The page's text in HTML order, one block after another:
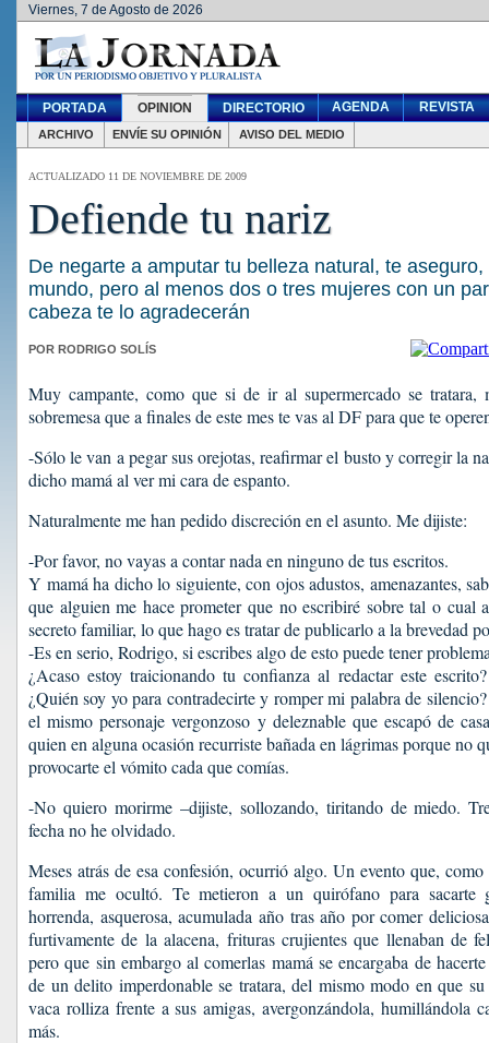
Viernes, 7 de Agosto de 2026
PORTADA OPINION DIRECTORIO AGENDA REVISTA
ARCHIVO ENVÍE SU OPINIÓN AVISO DEL MEDIO
ACTUALIZADO 11 DE NOVIEMBRE DE 2009
Defiende tu nariz
De negarte a amputar tu belleza natural, te
mundo, pero al menos dos o tres mujeres con un
cabeza te lo agradecerán
POR RODRIGO SOLÍS
Muy campante, como que si de ir al supermercado se tratara,
sobremesa que a finales de este mes te vas al DF para que te
-Sólo le van a pegar sus orejotas, reafirmar el busto y corregir la
dicho mamá al ver mi cara de espanto.
Naturalmente me han pedido discreción en el asunto. Me dijiste:
-Por favor, no vayas a contar nada en ninguno de tus escritos.
Y mamá ha dicho lo siguiente, con ojos adustos, amenazantes,
que alguien me hace prometer que no escribiré sobre tal o cual
secreto familiar, lo que hago es tratar de publicarlo a la brevedad
-Es en serio, Rodrigo, si escribes algo de esto puede tener
¿Acaso estoy traicionando tu confianza al redactar este
¿Quién soy yo para contradecirte y romper mi palabra de
el mismo personaje vergonzoso y deleznable que escapó de
quien en alguna ocasión recurriste bañada en lágrimas porque no
provocarte el vómito cada que comías.
-No quiero morirme –dijiste, sollozando, tiritando de miedo.
fecha no he olvidado.
Meses atrás de esa confesión, ocurrió algo. Un evento que, como
familia me ocultó. Te metieron a un quirófano para sacarte
horrenda, asquerosa, acumulada año tras año por comer
furtivamente de la alacena, frituras crujientes que llenaban de
pero que sin embargo al comerlas mamá se encargaba de
de un delito imperdonable se tratara, del mismo modo en que
vaca rolliza frente a sus amigas, avergonzándola, humillándola
más.